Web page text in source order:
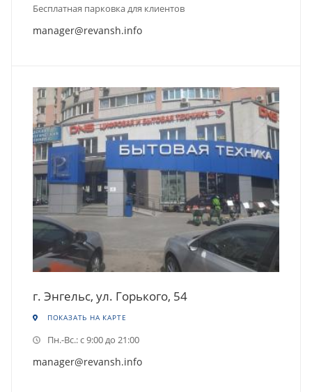
Бесплатная парковка для клиентов
manager@revansh.info
г. Энгельс, ул. Горького, 54
ПОКАЗАТЬ НА КАРТЕ
Пн.-Вс.: с 9:00 до 21:00
manager@revansh.info